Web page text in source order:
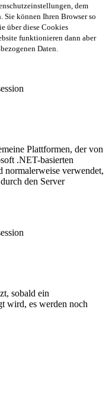
dem
Sie können Ihren Browser so
über diese Cookies
funktionieren dann aber
Daten.
Plattformen, der von
.NET-basierten
normalerweise verwendet,
den Server
sobald ein
wird, es werden noch